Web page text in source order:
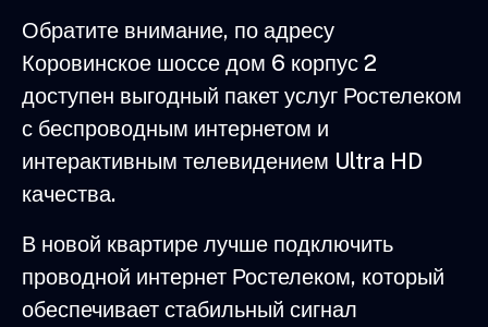
Обратите внимание, по адресу
Коровинское шоссе дом 6 корпус 2
доступен выгодный пакет услуг Ростелеком
с беспроводным интернетом и
интерактивным телевидением Ultra HD
качества.
В новой квартире лучше подключить
проводной интернет Ростелеком, который
обеспечивает стабильный сигнал